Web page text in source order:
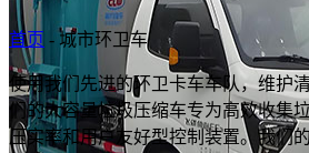
首页 - 城市环卫车
使用我们先进的环卫卡车车队，维护
们的大容量垃圾压缩车专为高效收集
压实率和用户友好型控制装置。我们